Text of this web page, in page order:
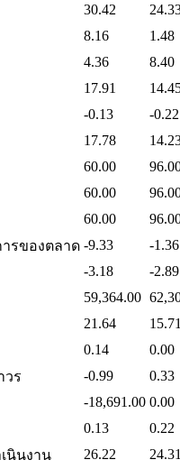
30.42
8.16 1.48
4.36 8.40
17.91
-0.13 -0.22
17.78
60.00
60.00
60.00
รของตลาด -9.33 -1.36
-3.18 -2.89
59,364.00
21.64 15.71
0.14 0.00
วร
-0.99 0.33
-18,691.00 0.00
0.13 0.22
นินงาน
26.22 24.31